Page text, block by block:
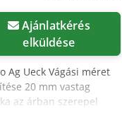
Ajánlatkérés
elküldése
Ag Ueck Vágási méret
20 mm vastag
az árban szerepel